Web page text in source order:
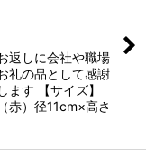
返しに会社や職場
礼の品として感謝
す 【サイズ】
赤）径11cm×高さ